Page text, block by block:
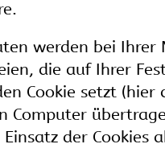
werden bei Ihrer
die auf Ihrer
Cookie setzt
Computer
der Cookies